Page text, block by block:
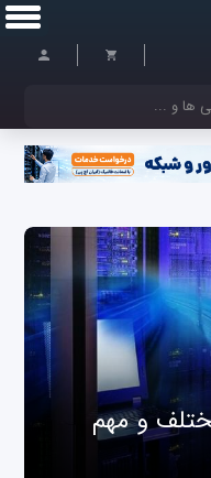
و مهم